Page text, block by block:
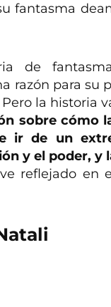
fantasma
de
razón para su
la historia
sobre cómo
ir de un
y el poder, y
reflejado en